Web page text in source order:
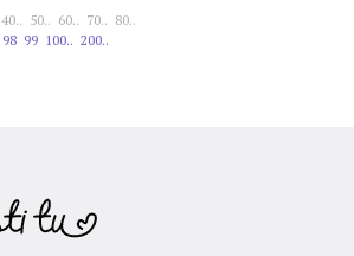
40.. 50.. 60.. 70.. 80..
98 99 100.. 200..